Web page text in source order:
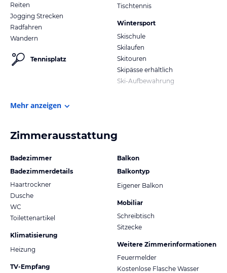
Reiten
Jogging Strecken
Radfahren
Wandern
Tennisplatz
Tischtennis
Wintersport
Skischule
Skilaufen
Skitouren
Skipässe erhältlich
Ski-Aufbewahrung
Mehr anzeigen
Zimmerausstattung
Badezimmer
Badezimmerdetails
Haartrockner
Dusche
WC
Toilettenartikel
Klimatisierung
Heizung
TV-Empfang
Balkon
Balkontyp
Eigener Balkon
Mobiliar
Schreibtisch
Sitzecke
Weitere Zimmerinformationen
Feuermelder
Kostenlose Flasche Wasser